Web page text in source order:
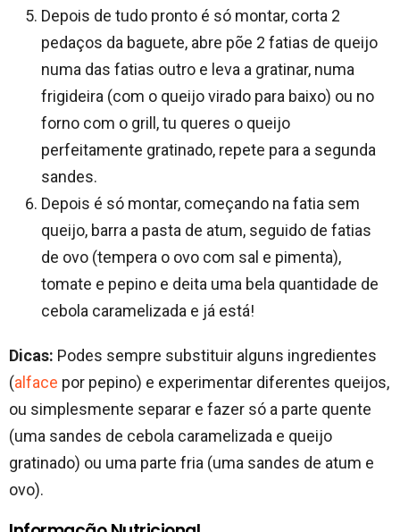
Depois de tudo pronto é só montar, corta 2
pedaços da baguete, abre põe 2 fatias de queijo
numa das fatias outro e leva a gratinar, numa
frigideira (com o queijo virado para baixo) ou no
forno com o grill, tu queres o queijo
perfeitamente gratinado, repete para a segunda
sandes.
Depois é só montar, começando na fatia sem
queijo, barra a pasta de atum, seguido de fatias
de ovo (tempera o ovo com sal e pimenta),
tomate e pepino e deita uma bela quantidade de
cebola caramelizada e já está!
Dicas: Podes sempre substituir alguns ingredientes
(alface por pepino) e experimentar diferentes queijos,
ou simplesmente separar e fazer só a parte quente
(uma sandes de cebola caramelizada e queijo
gratinado) ou uma parte fria (uma sandes de atum e
ovo).